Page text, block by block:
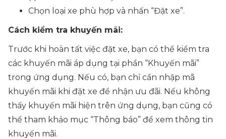
Chọn loại xe phù hợp và nhấn “Đặt xe”.
Cách kiểm tra khuyến mãi:
Trước khi hoàn tất việc đặt xe, bạn có thể kiểm tra
các khuyến mãi áp dụng tại phần “Khuyến mãi”
trong ứng dụng. Nếu có, bạn chỉ cần nhập mã
khuyến mãi khi đặt xe để nhận ưu đãi. Nếu không
thấy khuyến mãi hiện trên ứng dụng, bạn cũng có
thể tham khảo mục “Thông báo” để xem thông tin
khuyến mãi.